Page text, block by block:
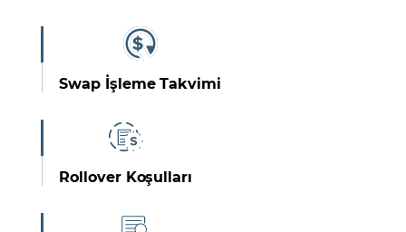
Swap İşleme Takvimi
Rollover Koşulları